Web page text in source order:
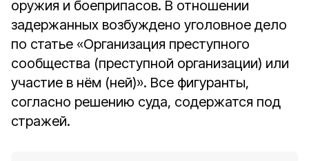
оружия и боеприпасов. В отношении
задержанных возбуждено уголовное дело
по статье «Организация преступного
сообщества (преступной организации) или
участие в нём (ней)». Все фигуранты,
согласно решению суда, содержатся под
стражей.